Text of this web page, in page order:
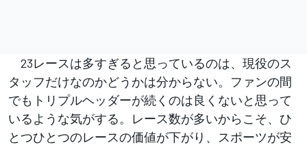
23レースは多すぎると思っているのは、現役のス
タッフだけなのかどうかは分からない。ファンの間
でもトリプルヘッダーが続くのは良くないと思って
いるような気がする。レース数が多いからこそ、ひ
とつひとつのレースの価値が下がり、スポーツが安